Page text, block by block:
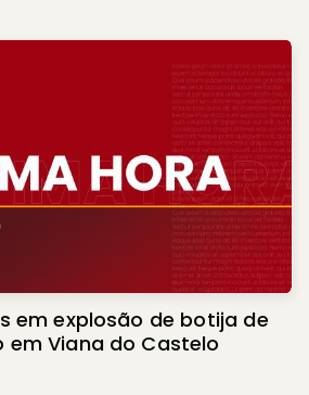
em explosão de botija de
em Viana do Castelo